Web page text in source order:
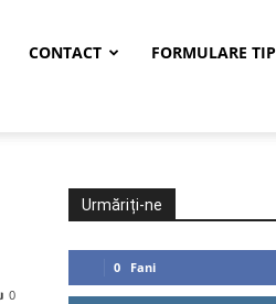
CONTACT FORMULARE TIP
0
Urmăriți-ne
0 Fani